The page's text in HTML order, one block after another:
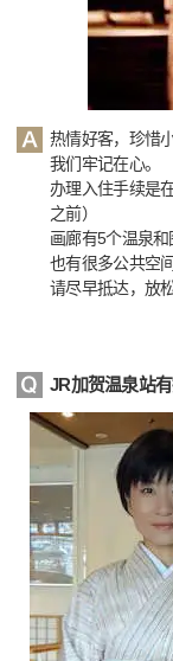
热情好客，珍惜
我们牢记在心。
办理入住手续是
之前）
画廊有5个温泉
也有很多公共空间
请尽早抵达，放松
JR加贺温泉站